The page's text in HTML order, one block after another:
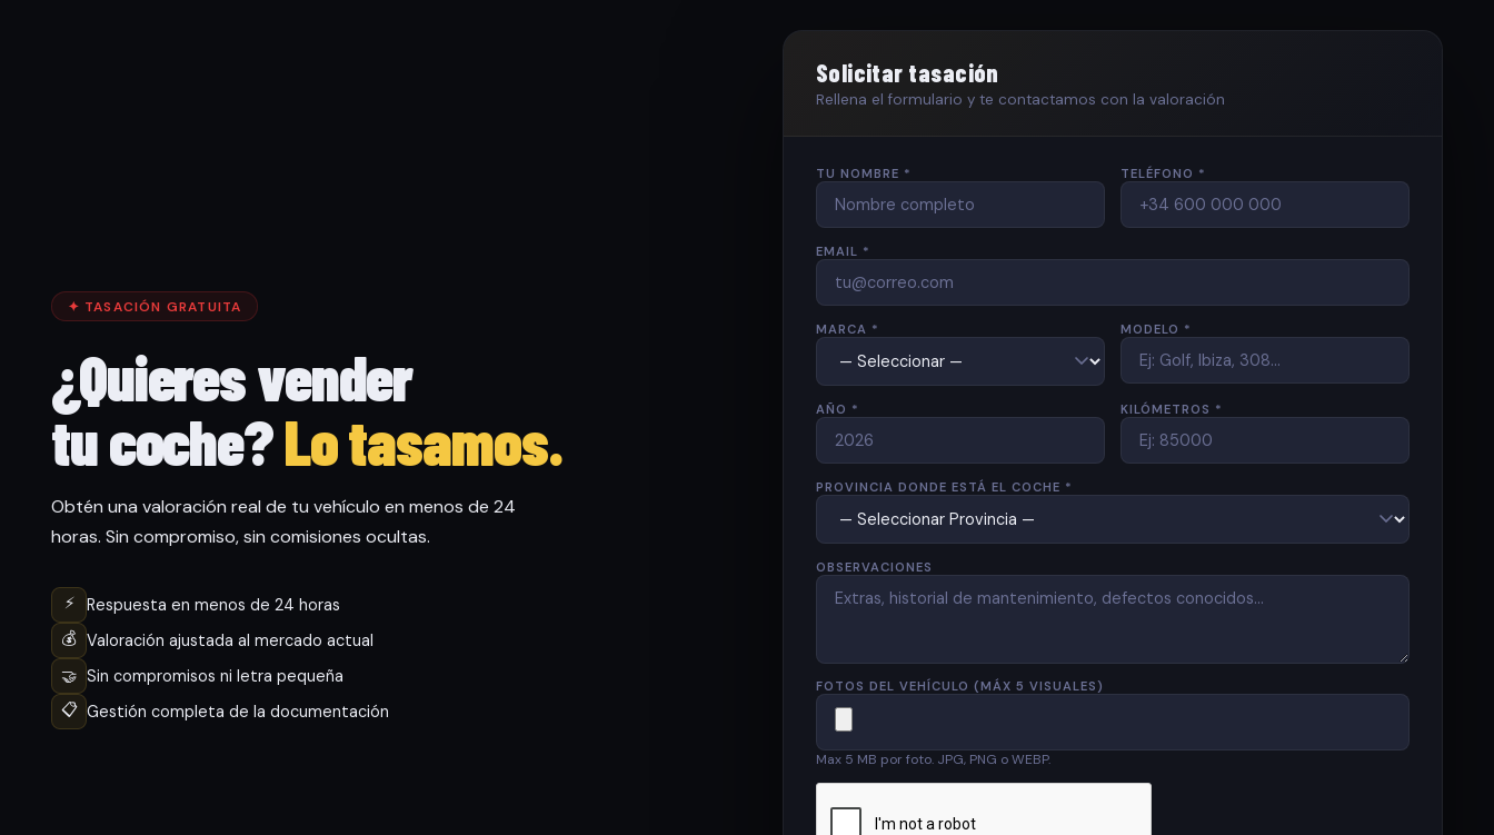
✦ TASACIÓN GRATUITA
¿Quieres vender
tu coche?Lo tasamos.
Obtén una valoración real de tu vehículo en menos de 24
horas. Sin compromiso, sin comisiones ocultas.
⚡
Respuesta en menos de 24 horas
💰 Valoración ajustada al mercado actual
🤝 Sin compromisos ni letra pequeña
📋 Gestión completa de la documentación
Solicitar tasación
Rellena el formulario y te contactamos con la valoración
TU NOMBRE * TELÉFONO *
EMAIL *
MARCA * MODELO *
AÑO * KILÓMETROS *
PROVINCIA DONDE ESTÁ EL COCHE *
OBSERVACIONES
FOTOS DEL VEHÍCULO (MÁX 5 VISUALES)
Max 5 MB por foto. JPG, PNG o WEBP.